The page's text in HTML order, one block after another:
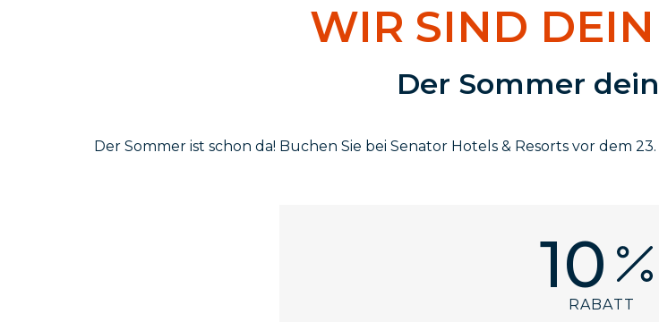
WIR SIND
Der Sommer
Der Sommer ist schon da! Buchen Sie bei Senator Hotels & Resorts vor dem
10
RABATT